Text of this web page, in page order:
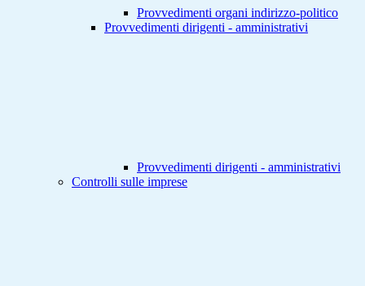
Provvedimenti organi indirizzo-politico
Provvedimenti dirigenti - amministrativi
Provvedimenti dirigenti - amministrativi
Controlli sulle imprese